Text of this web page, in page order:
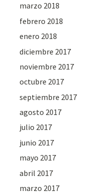
marzo 2018
febrero 2018
enero 2018
diciembre 2017
noviembre 2017
octubre 2017
septiembre 2017
agosto 2017
julio 2017
junio 2017
mayo 2017
abril 2017
marzo 2017